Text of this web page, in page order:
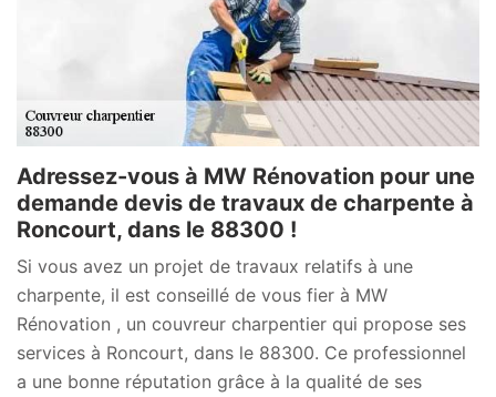
Adressez-vous à MW Rénovation pour une
demande devis de travaux de charpente à
Roncourt, dans le 88300 !
Si vous avez un projet de travaux relatifs à une
charpente, il est conseillé de vous fier à MW
Rénovation , un couvreur charpentier qui propose ses
services à Roncourt, dans le 88300. Ce professionnel
a une bonne réputation grâce à la qualité de ses